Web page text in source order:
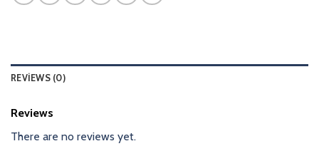
REVIEWS (0)
Reviews
There are no reviews yet.